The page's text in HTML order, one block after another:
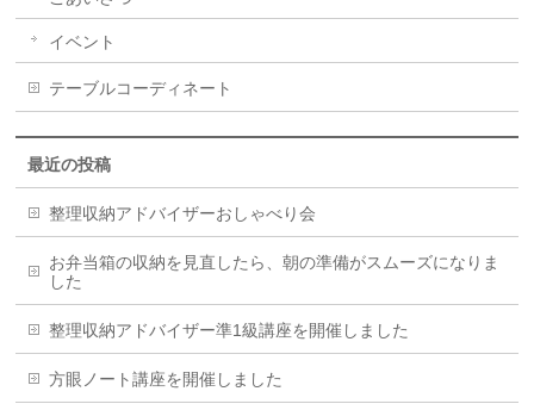
イベント
テーブルコーディネート
最近の投稿
整理収納アドバイザーおしゃべり会
お弁当箱の収納を見直したら、朝の準備がスムーズになりま
した
整理収納アドバイザー準1級講座を開催しました
方眼ノート講座を開催しました